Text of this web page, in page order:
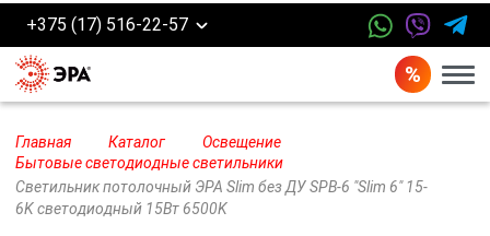
+375 (17) 516-22-57
Главная Каталог
Освещение
Бытовые светодиодные светильники
Светильник потолочный ЭРА Slim без ДУ SPB-6 "Slim 6" 15-
6K светодиодный 15Вт 6500K